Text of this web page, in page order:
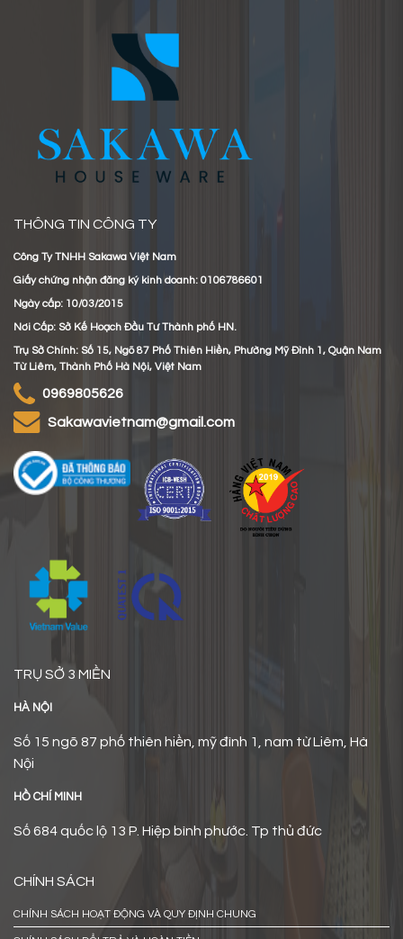
THÔNG TIN CÔNG TY
Công Ty TNHH Sakawa Việt Nam
Giấy chứng nhận đăng ký kinh doanh: 0106786601
Ngày cấp: 10/03/2015
Nơi Cấp: Sở Kế Hoạch Đầu Tư Thành phố HN.
Trụ Sở Chính: Số 15, Ngõ 87 Phố Thiên Hiền, Phường Mỹ Đình 1, Quận Nam
Từ Liêm, Thành Phố Hà Nội, Việt Nam
0969805626
sakawavietnam@gmail.com
TRỤ SỞ 3 MIỀN
HÀ NỘI
Số 15 ngõ 87 phố thiên hiền, mỹ đình 1, nam từ Liêm, Hà
Nội
HỒ CHÍ MINH
Số 684 quốc lộ 13 P. Hiệp bình phước. Tp thủ đức
CHÍNH SÁCH
CHÍNH SÁCH HOẠT ĐỘNG VÀ QUY ĐỊNH CHUNG